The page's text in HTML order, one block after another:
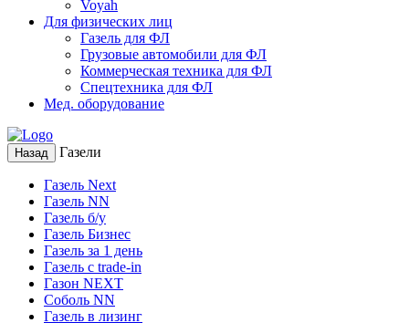
Voyah
Для физических лиц
Газель для ФЛ
Грузовые автомобили для ФЛ
Коммерческая техника для ФЛ
Спецтехника для ФЛ
Мед. оборудование
Назад Газели
Газель Next
Газель NN
Газель б/у
Газель Бизнес
Газель за 1 день
Газель с trade-in
Газон NEXT
Соболь NN
Газель в лизинг